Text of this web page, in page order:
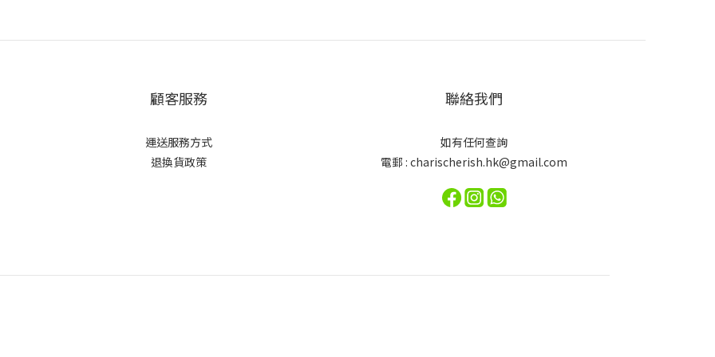
顧客服務
運送服務方式
退換貨政策
聯絡我們
如有任何查詢
電郵 : charischerish.hk@gmail.com